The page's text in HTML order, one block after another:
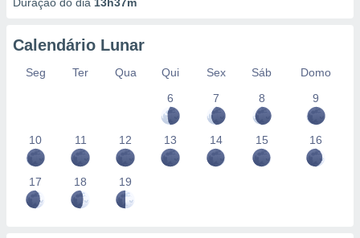
Calendário Lunar
Seg Ter Qua Qui Sex Sáb
Domo
6
7 8 9
10 11 12 13 14 15 16
17 18 19